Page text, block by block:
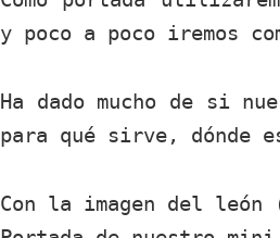
y poco a poco iremos
Ha dado mucho de si
para qué sirve, dónde
Con la imagen del león